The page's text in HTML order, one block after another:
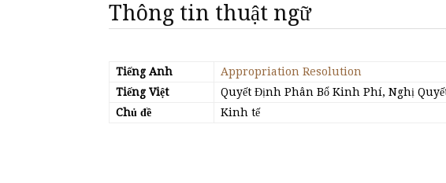
Thông tin thuật ngữ
Tiếng Anh
Appropriation Resolution
Tiếng Việt
Quyết Định Phân Bổ Kinh Phí, Nghị
Chủ đề
Kinh tế